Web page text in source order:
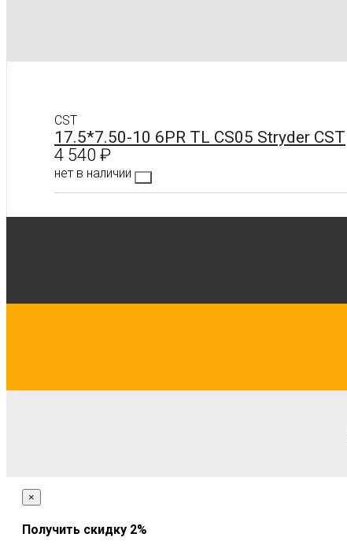
CST
17.5*7.50-10 6PR TL CS05 Stryder CST
4 540 ₽
нет в наличии
×
Получить скидку 2%